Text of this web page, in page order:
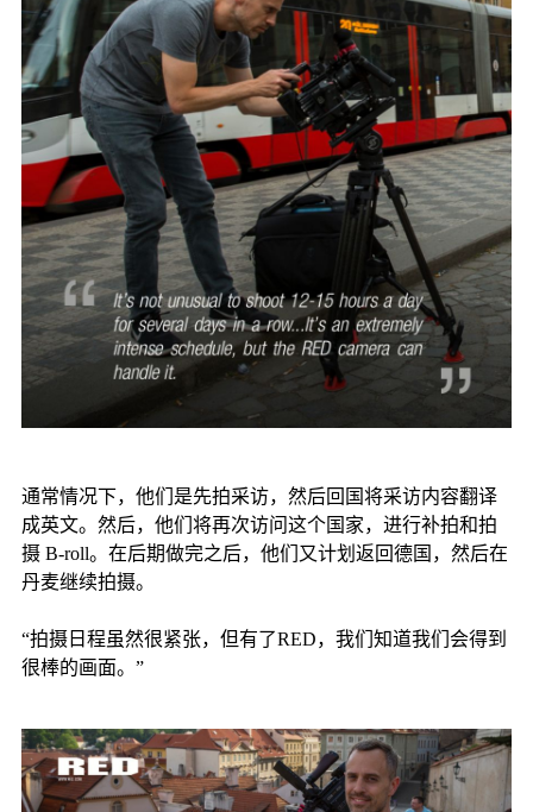
通常情况下，他们是先拍采访，然后回国将采访内容翻译
成英文。然后，他们将再次访问这个国家，进行补拍和拍
摄 B-roll。在后期做完之后，他们又计划返回德国，然后在
丹麦继续拍摄。
“拍摄日程虽然很紧张，但有了RED，我们知道我们会得到
很棒的画面。”